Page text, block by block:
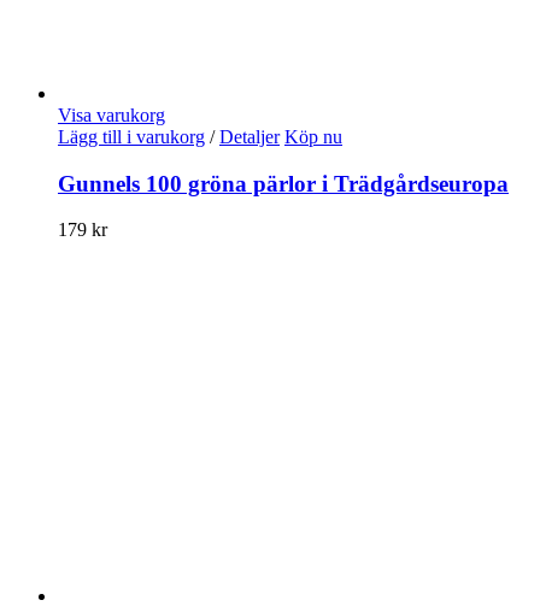
Visa varukorg
Lägg till i varukorg / Detaljer Köp nu
Gunnels 100 gröna pärlor i Trädgårdseuropa
179 kr